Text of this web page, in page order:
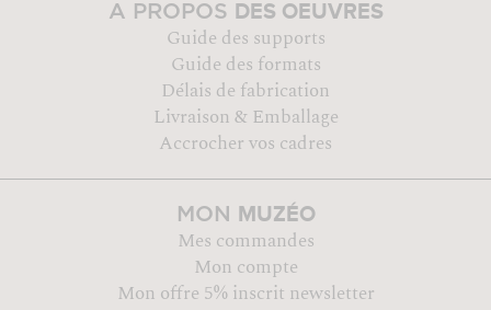
A PROPOS DES OEUVRES
Guide des supports
Guide des formats
Délais de fabrication
Livraison & Emballage
Accrocher vos cadres
MON MUZÉO
Mes commandes
Mon compte
Mon offre 5% inscrit newsletter